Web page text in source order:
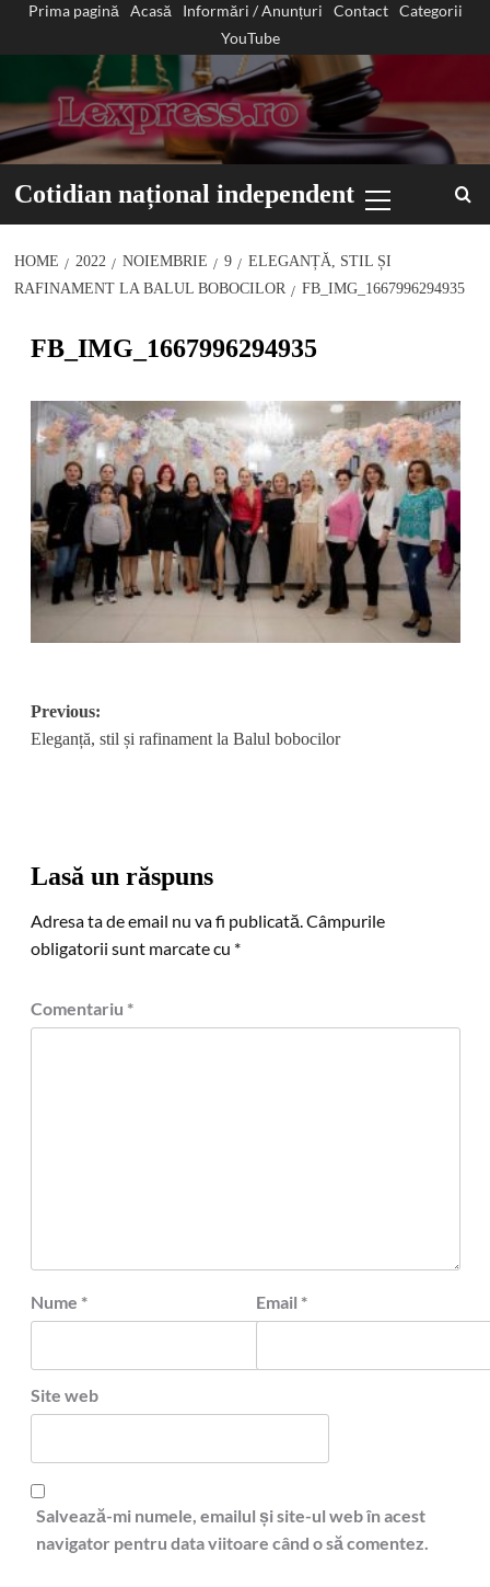
Prima pagină Acasă Informări / Anunțuri Contact
Categorii
YouTube
Cotidian național independent
Menu
HOME 2022 NOIEMBRIE 9
ELEGANȚĂ, STIL ȘI
RAFINAMENT LA BALUL BOBOCILOR
FB_IMG_1667996294935
FB_IMG_1667996294935
Post
navigation
Previous:
Eleganță, stil și rafinament la Balul bobocilor
Lasă un răspuns
Adresa ta de email nu va fi publicată.Câmpurile
obligatorii sunt marcate cu *
Comentariu *
Nume * Email *
Site web
Salvează-mi numele, emailul și site-ul web în acest
navigator pentru data viitoare când o să comentez.